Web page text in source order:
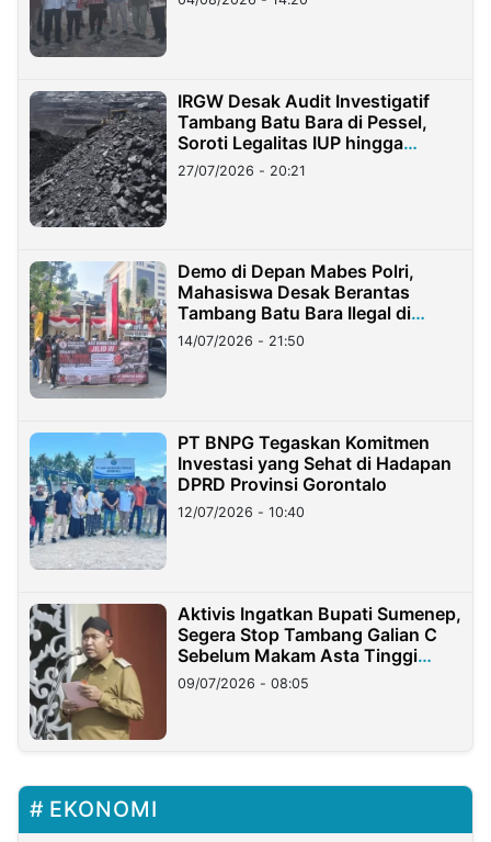
IRGW Desak Audit Investigatif
Tambang Batu Bara di Pessel,
Soroti Legalitas IUP hingga
Stockpile
27/07/2026 - 20:21
Demo di Depan Mabes Polri,
Mahasiswa Desak Berantas
Tambang Batu Bara Ilegal di
Lampung
14/07/2026 - 21:50
PT BNPG Tegaskan Komitmen
Investasi yang Sehat di Hadapan
DPRD Provinsi Gorontalo
12/07/2026 - 10:40
Aktivis Ingatkan Bupati Sumenep,
Segera Stop Tambang Galian C
Sebelum Makam Asta Tinggi
Longsor
09/07/2026 - 08:05
EKONOMI